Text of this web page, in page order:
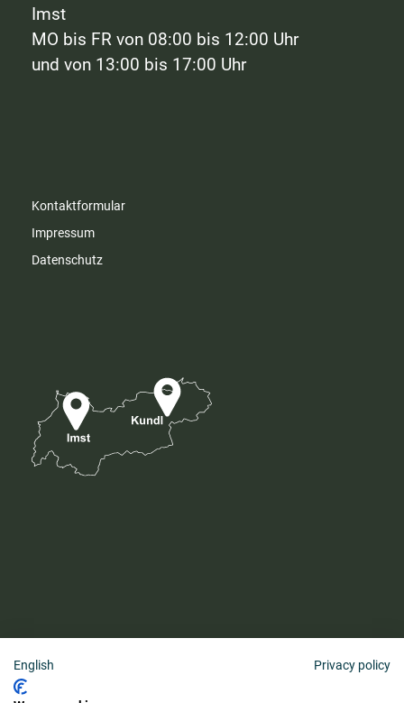
Imst
MO bis FR von 08:00 bis 12:00 Uhr
und von 13:00 bis 17:00 Uhr
Kontaktformular
Impressum
Datenschutz
English Privacy policy